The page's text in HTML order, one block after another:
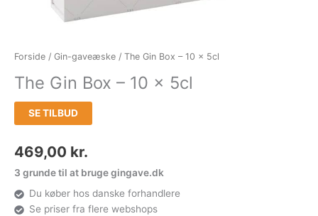
Forside / Gin-gaveæske / The Gin Box – 10 x 5cl
The Gin Box – 10 x 5cl
SE TILBUD
469,00 kr.
3 grunde til at bruge gingave.dk
Du køber hos danske forhandlere
Se priser fra flere webshops